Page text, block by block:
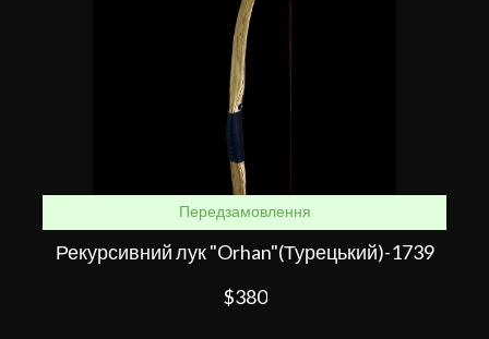
Передзамовлення
Рекурсивний лук "Orhan"(Турецький)-1739
$380